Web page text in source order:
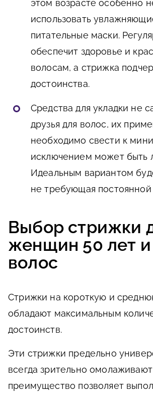
этом возрасте особенно
использовать
питательные маски.
обеспечит здоровье и
волосам, а стрижка
достоинства.
Средства для укладки не
друзья для волос, их
необходимо свести к
исключением может быть
Идеальным вариантом
не требующая постоянной
Выбор стрижки
женщин 50 лет и
волос
Стрижки на короткую и
обладают максимальным
достоинств.
Эти стрижки предельно
всегда зрительно
преимущество позволяет